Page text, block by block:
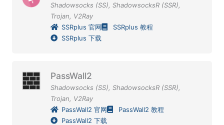
Shadowsocks (SS), ShadowsocksR (SSR),
Trojan, V2Ray
SSRplus 官网
SSRplus 教程
SSRplus 下载
PassWall2
Shadowsocks (SS), ShadowsocksR (SSR),
Trojan, V2Ray
PassWall2 官网
PassWall2 教程
PassWall2 下载